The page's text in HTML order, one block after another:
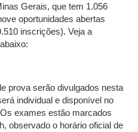
Gerais, que tem 1.056
oportunidades abertas
inscrições). Veja a
prova serão divulgados nesta
individual e disponível no
exames estão marcados
observado o horário oficial de